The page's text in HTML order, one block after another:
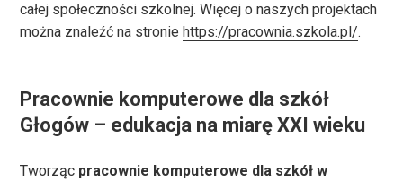
całej społeczności szkolnej. Więcej o naszych projektach
można znaleźć na stroniehttps://pracownia.szkola.pl/.
Pracownie komputerowe dla szkół
Głogów – edukacja na miarę XXI wieku
Tworząc pracownie komputerowe dla szkół w